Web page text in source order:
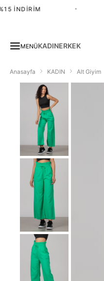
İNDIRIM
MENÜKADINERKEK
Anasayfa KADIN Alt Giyim